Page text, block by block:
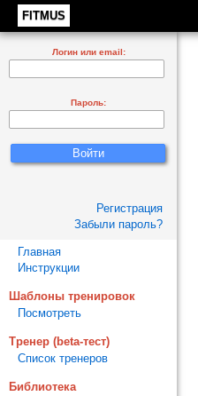
FITMUS
Логин или email:
Пароль:
Регистрация
Забыли пароль?
Главная
Инструкции
Шаблоны тренировок
Посмотреть
Тренер (beta-тест)
Список тренеров
Библиотека